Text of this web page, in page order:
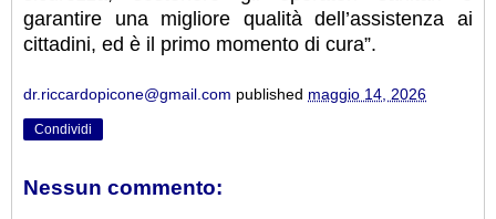
garantire una migliore qualità dell’assistenza ai
cittadini, ed è il primo momento di cura”.
dr.riccardopicone@gmail.com published maggio 14, 2026
Condividi
Nessun commento: